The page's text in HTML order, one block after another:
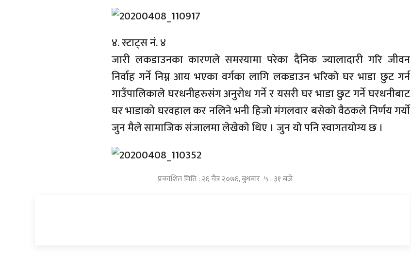
४. स्टाट्स नं. ४
जारी लकडाउनका कारणले समस्यामा परेका दैनिक ज्यालादारी गरि जीवन
निर्वाह गर्ने निम्न आय भएका वर्गका लागि लकडाउन भरिकाे घर भाडा छुट गर्न
गाउँपालिकाले घरधनीहरुसंग अनुरोध गर्ने र यसरी घर भाडा छुट गर्ने घरधनीबाट
घर भाडाको घरवहाल कर नलिने भनी हिजाे मंगलवार बसेकाे वैठकले निर्णय गर्याे
जुन मैले सामाजिक संजालमा लेखेकाे थिए । जुन याे पनि स्वागतयाेग्य छ ।
प्रकाशित मिति : २६ चैत्र २०७६, बुधबार ५ : ३१ बजे